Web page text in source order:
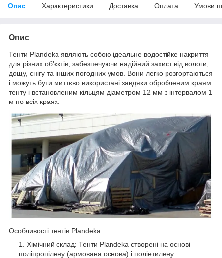
Опис Характеристики Доставка Оплата Умови
Опис
Тенти Plandeka являють собою ідеальне водостійке накриття
для різних об'єктів, забезпечуючи надійний захист від вологи,
дощу, снігу та інших погодних умов. Вони легко розгортаються
і можуть бути миттєво використані завдяки обробленим краям
тенту і встановленим кільцям діаметром 12 мм з інтервалом 1
м по всіх краях.
Особливості тентів Plandeka:
Хімічний склад: Тенти Plandeka створені на основі
поліпропілену (армована основа) і поліетилену